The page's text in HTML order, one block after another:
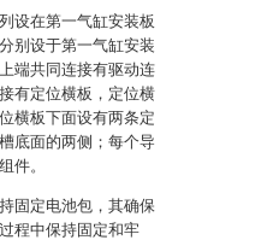
设在第一气缸安装板
别设于第一气缸安装
端共同连接有驱动连
有定位横板，定位横
横板下面设有两条定
底面的两侧；每个导
件。
固定电池包，其确保
程中保持固定和牢